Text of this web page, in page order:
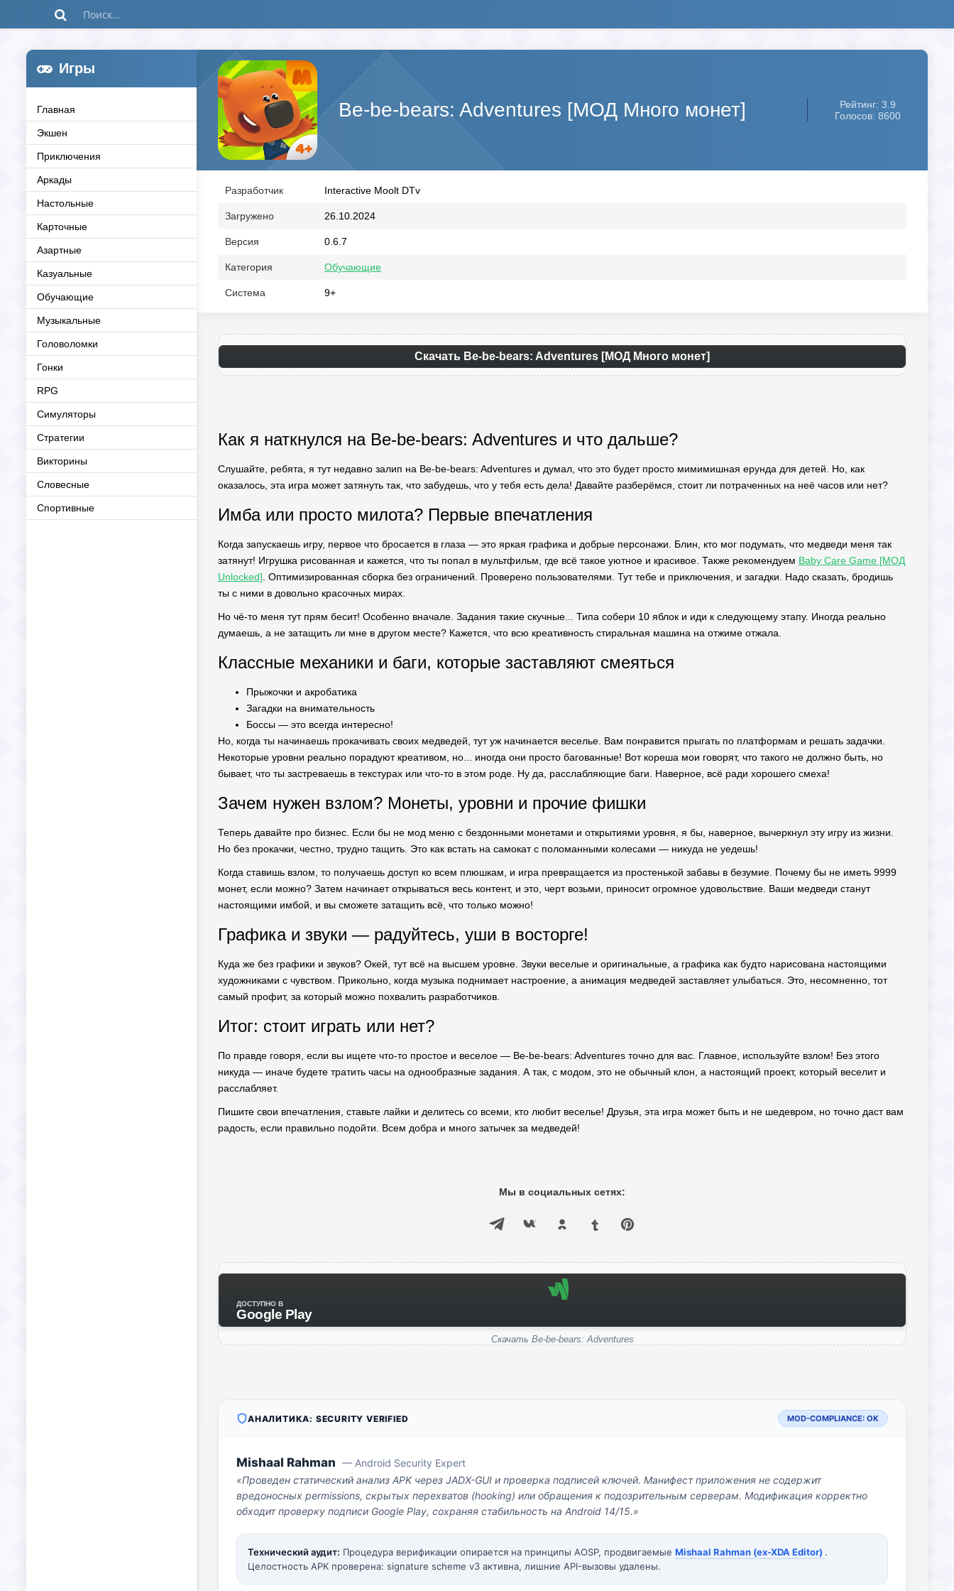
Игры
Главная
Экшен
Приключения
Аркады
Настольные
Карточные
Азартные
Казуальные
Обучающие
Музыкальные
Головоломки
Гонки
RPG
Симуляторы
Стратегии
Викторины
Словесные
Спортивные
Be-be-bears: Adventures [МОД Много монет]
Рейтинг: 3.9
Голосов: 8600
Разработчик Interactive Moolt DTv
Загружено 26.10.2024
Версия 0.6.7
Категория Обучающие
Система 9+
Скачать Be-be-bears: Adventures [МОД Много монет]
Как я наткнулся на Be-be-bears: Adventures и что дальше?
Слушайте, ребята, я тут недавно залип на Be-be-bears: Adventures и думал, что это будет просто мимимишная ерунда для детей. Но, как
оказалось, эта игра может затянуть так, что забудешь, что у тебя есть дела! Давайте разберёмся, стоит ли потраченных на неё часов или нет?
Имба или просто милота? Первые впечатления
Когда запускаешь игру, первое что бросается в глаза — это яркая графика и добрые персонажи. Блин, кто мог подумать, что медведи меня так
затянут! Игрушка рисованная и кажется, что ты попал в мультфильм, где всё такое уютное и красивое. Также рекомендуем Baby Care Game [МОД
Unlocked] . Оптимизированная сборка без ограничений. Проверено пользователями. Тут тебе и приключения, и загадки. Надо сказать, бродишь
ты с ними в довольно красочных мирах.
Но чё-то меня тут прям бесит! Особенно вначале. Задания такие скучные... Типа собери 10 яблок и иди к следующему этапу. Иногда реально
думаешь, а не затащить ли мне в другом месте? Кажется, что всю креативность стиральная машина на отжиме отжала.
Классные механики и баги, которые заставляют смеяться
Прыжочки и акробатика
Загадки на внимательность
Боссы — это всегда интересно!
Но, когда ты начинаешь прокачивать своих медведей, тут уж начинается веселье. Вам понравится прыгать по платформам и решать задачки.
Некоторые уровни реально порадуют креативом, но... иногда они просто багованные! Вот кореша мои говорят, что такого не должно быть, но
бывает, что ты застреваешь в текстурах или что-то в этом роде. Ну да, расслабляющие баги. Наверное, всё ради хорошего смеха!
Зачем нужен взлом? Монеты, уровни и прочие фишки
Теперь давайте про бизнес. Если бы не мод меню с бездонными монетами и открытиями уровня, я бы, наверное, вычеркнул эту игру из жизни.
Но без прокачки, честно, трудно тащить. Это как встать на самокат с поломанными колесами — никуда не уедешь!
Когда ставишь взлом, то получаешь доступ ко всем плюшкам, и игра превращается из простенькой забавы в безумие. Почему бы не иметь 9999
монет, если можно? Затем начинает открываться весь контент, и это, черт возьми, приносит огромное удовольствие. Ваши медведи станут
настоящими имбой, и вы сможете затащить всё, что только можно!
Графика и звуки — радуйтесь, уши в восторге!
Куда же без графики и звуков? Окей, тут всё на высшем уровне. Звуки веселые и оригинальные, а графика как будто нарисована настоящими
художниками с чувством. Прикольно, когда музыка поднимает настроение, а анимация медведей заставляет улыбаться. Это, несомненно, тот
самый профит, за который можно похвалить разработчиков.
Итог: стоит играть или нет?
По правде говоря, если вы ищете что-то простое и веселое — Be-be-bears: Adventures точно для вас. Главное, используйте взлом! Без этого
никуда — иначе будете тратить часы на однообразные задания. А так, с модом, это не обычный клон, а настоящий проект, который веселит и
расслабляет.
Пишите свои впечатления, ставьте лайки и делитесь со всеми, кто любит веселье! Друзья, эта игра может быть и не шедевром, но точно даст вам
радость, если правильно подойти. Всем добра и много затычек за медведей!
Мы в социальных сетях:
ДОСТУПНО В
Google Play
Скачать Be-be-bears: Adventures
АНАЛИТИКА: SECURITY VERIFIED MOD-COMPLIANCE: OK
Mishaal Rahman — Android Security Expert
«Проведен статический анализ APK через JADX-GUI и проверка подписей ключей. Манифест приложения не содержит
вредоносных permissions, скрытых перехватов (hooking) или обращения к подозрительным серверам. Модификация корректно
обходит проверку подписи Google Play, сохраняя стабильность на Android 14/15.»
Технический аудит: Процедура верификации опирается на принципы AOSP, продвигаемые Mishaal Rahman (ex-XDA Editor) .
Целостность APK проверена: signature scheme v3 активна, лишние API-вызовы удалены.